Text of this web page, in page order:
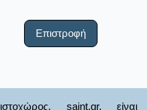
Επιστροφή
saint.gr, είναι